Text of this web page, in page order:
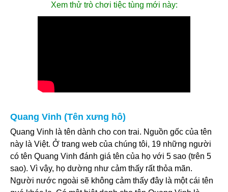
Xem thử trò chơi tiệc tùng mới này:
Quang Vinh (Tên xưng hô)
Quang Vinh là tên dành cho con trai. Nguồn gốc của tên
này là Việt. Ở trang web của chúng tôi, 19 những người
có tên Quang Vinh đánh giá tên của họ với 5 sao (trên 5
sao). Vì vậy, họ dường như cảm thấy rất thỏa mãn.
Người nước ngoài sẽ không cảm thấy đây là một cái tên